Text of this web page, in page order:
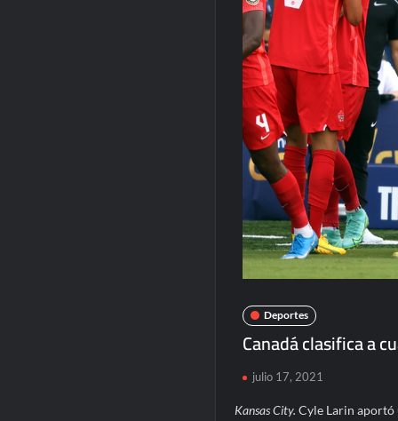
Deportes
Canadá clasifica a
julio 17, 2021
Kansas City. Cyle Larin aportó